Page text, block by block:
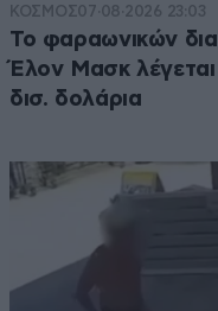
ΚΟΣΜΟΣ07·08·2026 23:03
Το φαραωνικών
Έλον Μασκ λέγεται
δισ. δολάρια